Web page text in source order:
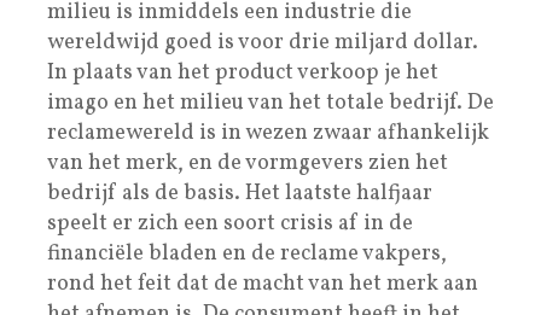
milieu is inmiddels een industrie die
wereldwijd goed is voor drie miljard dollar.
In plaats van het product verkoop je het
imago en het milieu van het totale bedrijf. De
reclamewereld is in wezen zwaar afhankelijk
van het merk, en de vormgevers zien het
bedrijf als de basis. Het laatste halfjaar
speelt er zich een soort crisis af in de
financiële bladen en de reclame vakpers,
rond het feit dat de macht van het merk aan